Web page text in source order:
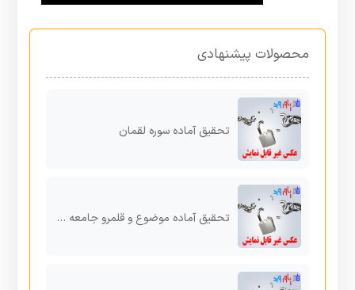
محصولات پیشنهادی
تحقیق آماده سوره لقمان
تحقیق آماده موضوع و قلمرو جامعه شناسی کار